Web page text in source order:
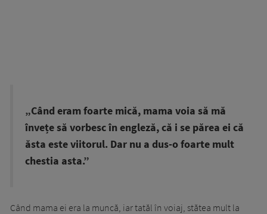
„Când eram foarte mică, mama voia să mă
învețe să vorbesc în engleză, că i se părea ei că
ăsta este viitorul. Dar nu a dus-o foarte mult
chestia asta.”
Când mama ei era la muncă, iar tatăl în voiaj, stătea mult la